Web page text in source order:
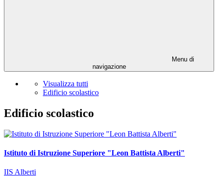
Menu di
navigazione
Visualizza tutti
Edificio scolastico
Edificio scolastico
Istituto di Istruzione Superiore "Leon Battista Alberti"
IIS Alberti